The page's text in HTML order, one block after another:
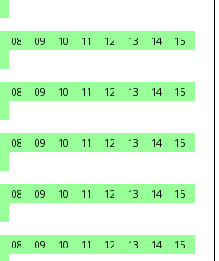
08 09 10 11 12 13 14
15
08 09 10 11 12 13 14
15
08 09 10 11 12 13 14
15
08 09 10 11 12 13 14
15
08 09 10 11 12 13 14
15